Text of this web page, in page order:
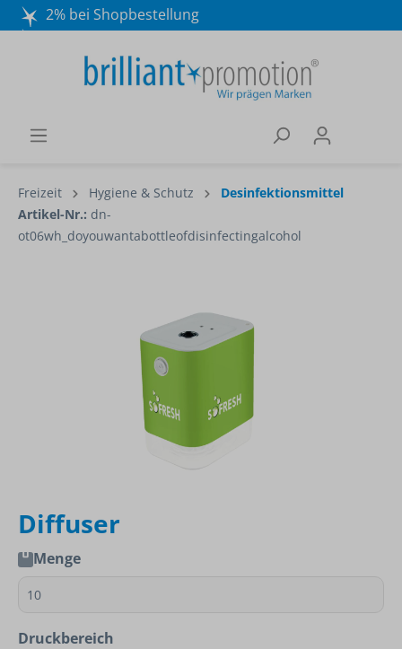
2% bei Shopbestellung
Wir beraten Sie gerne:
040 / 570 18 25 70
Freizeit Hygiene & Schutz
Desinfektionsmittel
Artikel-Nr.: dn-
ot06wh_doyouwantabottleofdisinfectingalcohol
Diffuser
Menge
Druckbereich